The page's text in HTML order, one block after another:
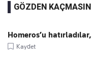
GÖZDEN KAÇMASIN
Homeros’u
Kaydet